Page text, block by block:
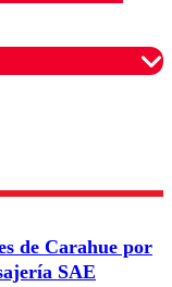
garantizar un
de Carahue por
SAE